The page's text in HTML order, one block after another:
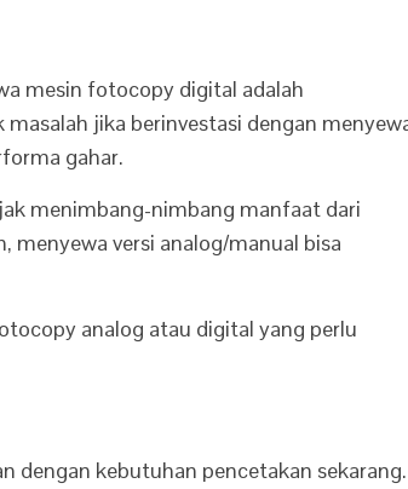
mesin fotocopy digital adalah
jika berinvestasi dengan
gahar.
menimbang-nimbang manfaat dari
versi analog/manual bisa
analog atau digital yang perlu
dengan kebutuhan pencetakan sekarang.